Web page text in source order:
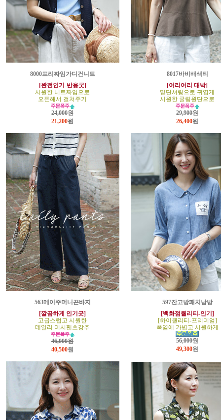
8000프리짜임가디건니트
[완전인기-반응굿]
시원한 니트짜임으로
오픈해서 걸쳐주기
24,000원
21,200원
8017바비배색티
[여리여리 대박]
밑단셔링으로 귀엽게
시원한 쿨링원단으로
29,900원
26,400원
563메이주머니끈바지
[깔끔하게 인기굿]
고급스럽고 시원한
데일리 미시팬츠강추
46,000원
40,500원
597잔고방패치남방
[백화점퀄리티-인기]
[하이퀄리티-프리미엄]
폭염에 가볍고 시원하게
56,000원
49,300원